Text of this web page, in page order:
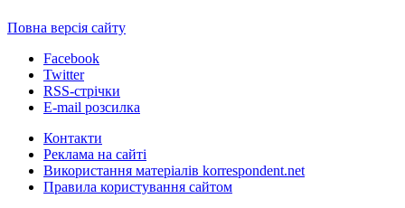
Повна версія сайту
Facebook
Twitter
RSS-стрічки
E-mail розсилка
Контакти
Реклама на сайті
Використання матеріалів korrespondent.net
Правила користування сайтом